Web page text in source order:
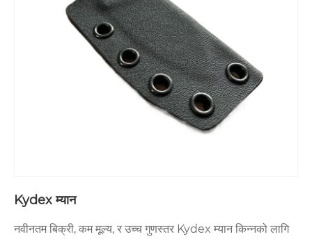
Kydex म्यान
नवीनतम बिक्री, कम मूल्य, र उच्च गुणस्तर Kydex म्यान किन्नको लागि